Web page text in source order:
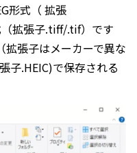
形式（ 拡張
拡張子.tiff/.tif）です
拡張子はメーカーで異な
子.HEIC)で保存される